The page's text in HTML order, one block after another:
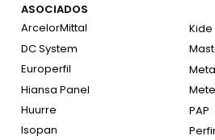
ASOCIADOS
ArcelorMittal
DC System
Europerfil
Hiansa Panel
Huurre
Isopan
Kide
PAP